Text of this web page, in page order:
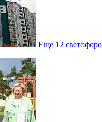
Еще 12